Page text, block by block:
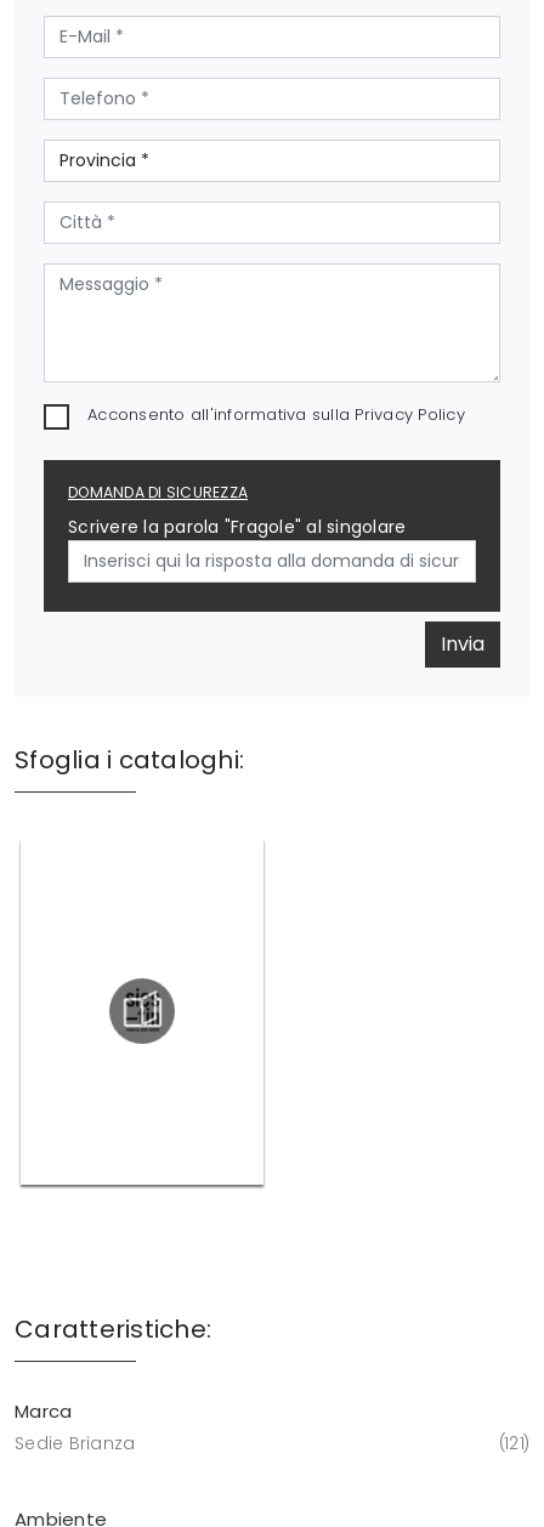
Acconsento all'informativa sulla Privacy Policy
DOMANDA DI SICUREZZA
Scrivere la parola "Fragole" al singolare
Invia
Sfoglia i cataloghi:
Caratteristiche:
Marca
Sedie Brianza 121
Ambiente